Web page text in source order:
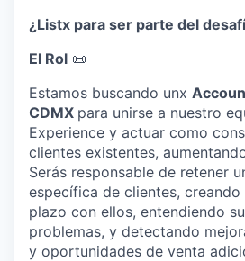
¿Listx para ser parte del
El Rol 📜
Estamos buscando unx
CDMX para unirse a nuestro
Experience y actuar como
clientes existentes,
Serás responsable de retener
específica de clientes,
plazo con ellos, entendiendo
problemas, y detectando
y oportunidades de venta